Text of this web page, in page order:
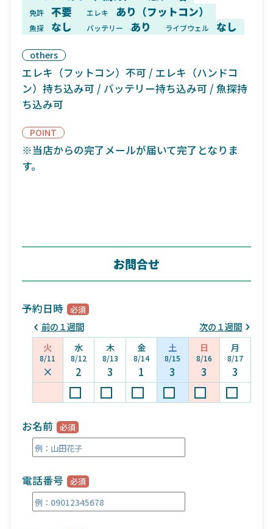
免許 不要 エレキ あり（フットコン）
魚探 なし バッテリー あり ライブウェル なし
others
エレキ（フットコン）不可 / エレキ（ハンドコ
ン）持ち込み可 / バッテリー持ち込み可 / 魚探持
ち込み可
POINT
※当店からの完了メールが届いて完了となりま
す。
お問合せ
予約日時
前の１週間
次の１週間
火
8/11
×
水
8/12
2
木
8/13
3
金
8/14
1
土
8/15
3
日
8/16
3
月
8/17
3
お名前
電話番号